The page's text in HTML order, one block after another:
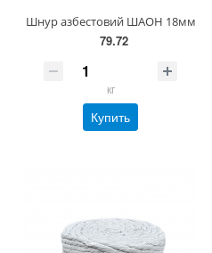
Шнур азбестовий ШАОН 18мм
79.72
кг
Купить